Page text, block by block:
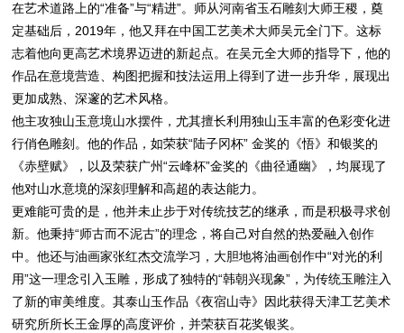
在艺术道路上的“准备”与“精进”。师从河南省玉石雕刻大师王稷，奠
定基础后，2019年，他又拜在中国工艺美术大师吴元全门下。这标
志着他向更高艺术境界迈进的新起点。在吴元全大师的指导下，他的
作品在意境营造、构图把握和技法运用上得到了进一步升华，展现出
更加成熟、深邃的艺术风格。
他主攻独山玉意境山水摆件，尤其擅长利用独山玉丰富的色彩变化进
行俏色雕刻。他的作品，如荣获“陆子冈杯” 金奖的《悟》和银奖的
《赤壁赋》，以及荣获广州“云峰杯”金奖的《曲径通幽》，均展现了
他对山水意境的深刻理解和高超的表达能力。
更难能可贵的是，他并未止步于对传统技艺的继承，而是积极寻求创
新。他秉持“师古而不泥古”的理念，将自己对自然的热爱融入创作
中。他还与油画家张红杰交流学习，大胆地将油画创作中“对光的利
用”这一理念引入玉雕，形成了独特的“韩朝兴现象”，为传统玉雕注入
了新的审美维度。其泰山玉作品《夜宿山寺》因此获得天津工艺美术
研究所所长王金厚的高度评价，并荣获百花奖银奖。